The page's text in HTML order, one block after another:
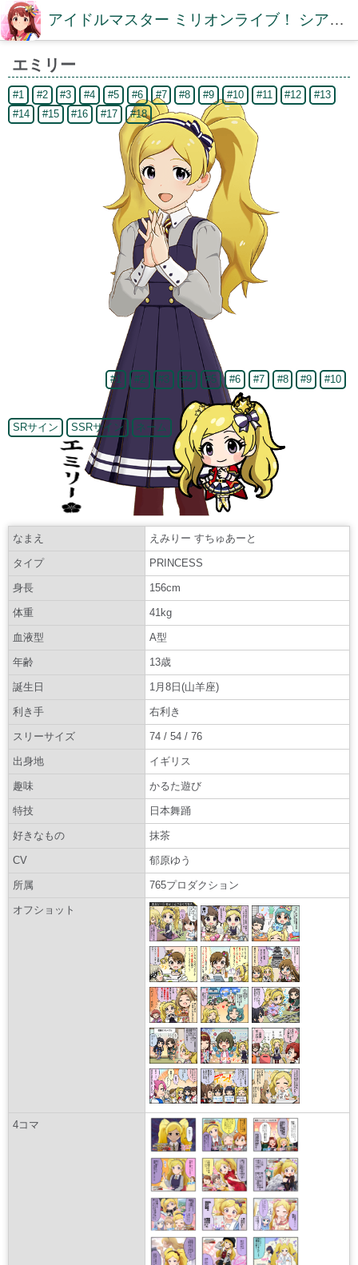
アイドルマスター ミリオンライブ！ シアターデイズDB【ミリシタDB】
エミリー
#1 #2 #3 #4 #5 #6 #7 #8 #9 #10 #11 #12
#13
#14
#15 #16 #17 #18
#1 #2 #3 #4 #5 #6 #7 #8 #9 #10
SRサイン SSRサイン ネーム
なまえ えみりー すちゅあーと
タイプ PRINCESS
身長 156cm
体重 41kg
血液型 A型
年齢 13歳
誕生日 1月8日(山羊座)
利き手 右利き
スリーサイズ 74 / 54 / 76
出身地 イギリス
趣味 かるた遊び
特技 日本舞踊
好きなもの 抹茶
CV 郁原ゆう
所属 765プロダクション
オフショット
4コマ